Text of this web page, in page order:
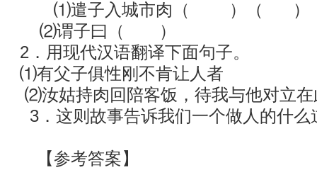
⑴遣子入城市肉（ ）（ ）
⑵谓子曰（ ）
2．用现代汉语翻译下面句子。
⑴有父子俱性刚不肯让人者
⑵汝姑持肉回陪客饭，待我与他对立在
3．这则故事告诉我们一个做人的什么
【参考答案】